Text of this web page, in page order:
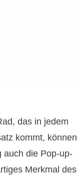
das in jedem
kommt, können
auch die Pop-up-
Merkmal des